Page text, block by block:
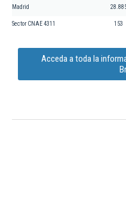
Madrid
Sector CNAE 4311 153
Acceda a toda la